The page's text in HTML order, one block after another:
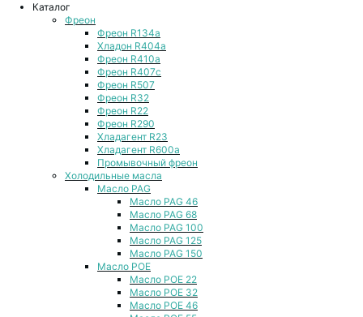
Каталог
Фреон
Фреон R134a
Хладон R404a
Фреон R410a
Фреон R407с
Фреон R507
Фреон R32
Фреон R22
Фреон R290
Хладагент R23
Хладагент R600a
Промывочный фреон
Холодильные масла
Масло PAG
Масло PAG 46
Масло PAG 68
Масло PAG 100
Масло PAG 125
Масло PAG 150
Масло POE
Масло POE 22
Масло POE 32
Масло POE 46